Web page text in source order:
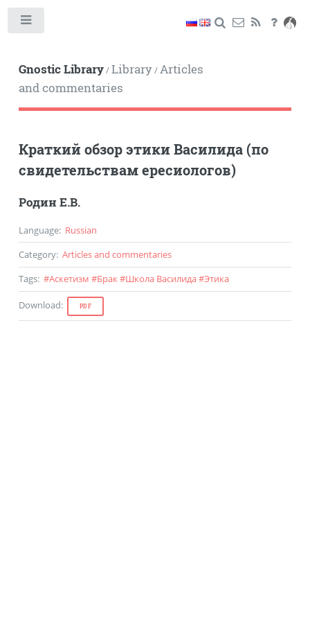
Gnostic Library/Library/Articles
and commentaries
Краткий обзор этики Василида (по
свидетельствам ересиологов)
Родин Е.В.
Language: Russian
Category: Articles and commentaries
Tags: #Аскетизм #Брак#Школа Василида#Этика
Download: PDF